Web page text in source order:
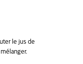
le jus de